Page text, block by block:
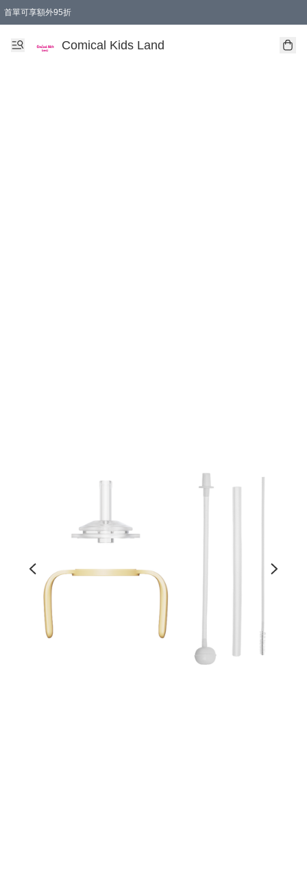
首單可享額外95折
Comical Kids Land